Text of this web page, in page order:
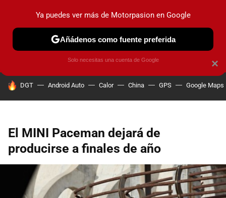
PRUEBAS COCHES ELÉCTRICOS OBSERVATORIO
HOY SE HABLA DE
DGT Android Auto Calor China GPS Google Maps
El MINI Paceman dejará de
producirse a finales de año
×
Ya puedes ver más de Motorpasion en Google
Añádenos como fuente preferida
Solo necesitas una cuenta de Google